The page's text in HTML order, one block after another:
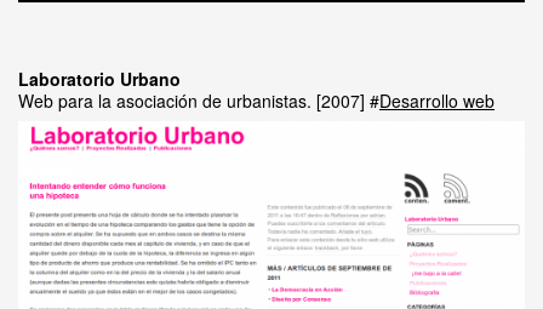
Laboratorio Urbano
Web para la asociación de urbanistas. 2007 Desarrollo web